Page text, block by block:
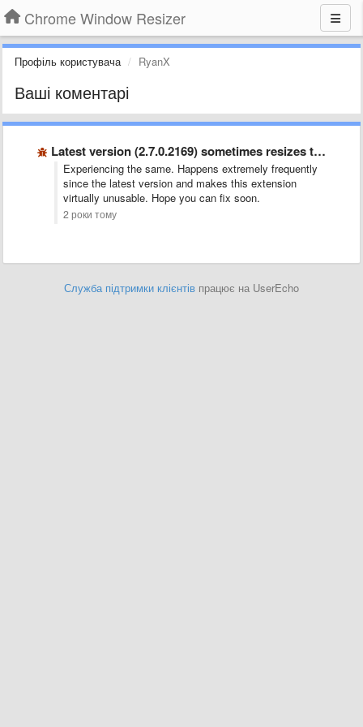
Chrome Window Resizer
Профіль користувача RyanX
Ваші коментарі
Latest version (2.7.0.2169) sometimes resizes the wrong window
Experiencing the same. Happens extremely frequently
since the latest version and makes this extension
virtually unusable. Hope you can fix soon.
2 роки тому
Служба підтримки клієнтів працює на UserEcho